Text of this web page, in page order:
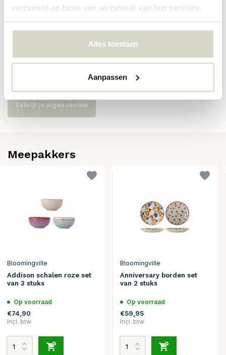
verzameld op basis van uw gebruik van hun services.
Alles toestaan
Aanpassen
Reviews
Er zijn nog geen reviews geschreven over dit product..
Schrijf je eigen review
Meepakkers
Bloomingville
Addison schalen roze set
van 3 stuks
Op voorraad
€74,90
Incl. btw
Bloomingville
Anniversary borden set
van 2 stuks
Op voorraad
€59,95
Incl. btw